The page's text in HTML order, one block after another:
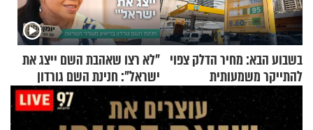
בשבוע הבא: מחיר הדלק צפוי
להתייקר משמעותית
"לא רצו שאהבת השם ייצג את
ישראל": חנינת השם גורדון
בריאיון מעורר השראה